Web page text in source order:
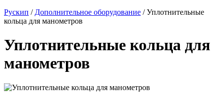
Рускип / Дополнительное оборудование /Уплотнительные
коль­ца для ма­но­мет­ров
Уплотнительные коль­ца для
ма­но­мет­ров